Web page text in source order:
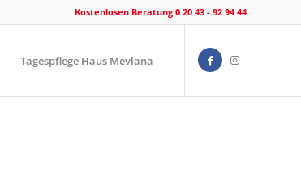
Kostenlosen Beratung 0 20 43 - 92 94 44
Tagespflege Haus Mevlana